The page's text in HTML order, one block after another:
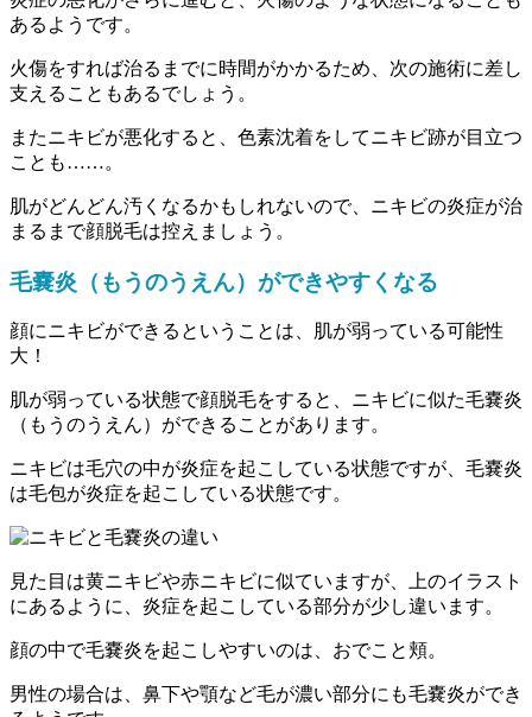
あるようです。
火傷をすれば治るまでに時間がかかるため、次の施術に差し
支えることもあるでしょう。
またニキビが悪化すると、色素沈着をしてニキビ跡が目立つ
ことも……。
肌がどんどん汚くなるかもしれないので、ニキビの炎症が治
まるまで顔脱毛は控えましょう。
毛嚢炎（もうのうえん）ができやすくなる
顔にニキビができるということは、肌が弱っている可能性
大！
肌が弱っている状態で顔脱毛をすると、ニキビに似た毛嚢炎
（もうのうえん）ができることがあります。
ニキビは毛穴の中が炎症を起こしている状態ですが、毛嚢炎
は毛包が炎症を起こしている状態です。
見た目は黄ニキビや赤ニキビに似ていますが、上のイラスト
にあるように、炎症を起こしている部分が少し違います。
顔の中で毛嚢炎を起こしやすいのは、 おでこ と 頬。
男性の場合は、鼻下や顎など毛が濃い部分にも毛嚢炎ができ